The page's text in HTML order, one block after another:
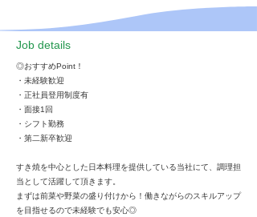
​Job details
◎おすすめPoint！
・未経験歓迎
・正社員登用制度有
・面接1回
・シフト勤務
・第二新卒歓迎
すき焼を中心とした日本料理を提供している当社にて、調理担
当として活躍して頂きます。
まずは前菜や野菜の盛り付けから！働きながらのスキルアップ
を目指せるので未経験でも安心◎